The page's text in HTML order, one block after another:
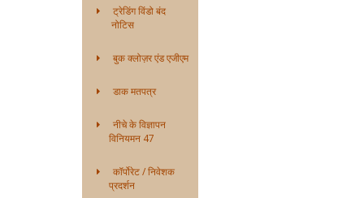
ट्रेडिंग विंडो बंद
नोटिस
बुक क्लोज़र एंड एजीएम
डाक मतपत्र
नीचे के विज्ञापन
विनियमन 47
कॉर्पोरेट / निवेशक
प्रदर्शन